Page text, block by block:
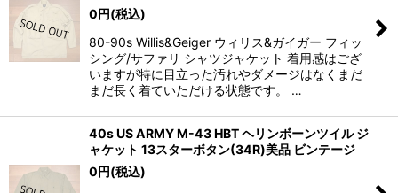
0円(税込)
80-90s Willis&Geiger ウィリス&ガイガー フィッ
シング/サファリ シャツジャケット 着用感はござ
いますが特に目立った汚れやダメージはなくまだ
まだ長く着ていただける状態です。 …
40s US ARMY M-43 HBT ヘリンボーンツイル ジ
ャケット 13スターボタン(34R)美品 ビンテージ
0円(税込)